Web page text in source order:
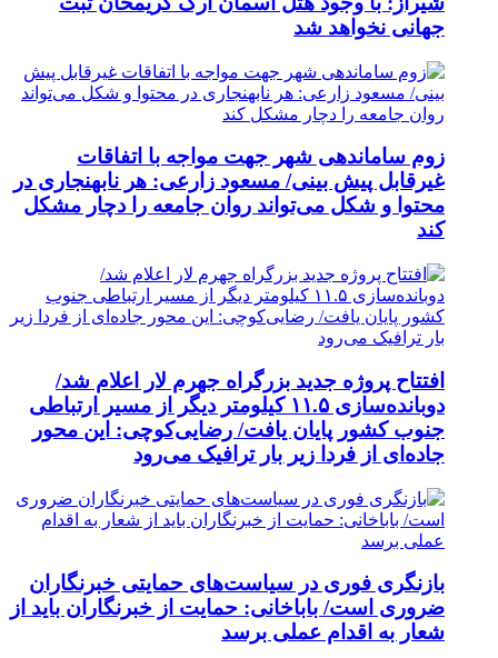
جهانی نخواهد شد
زوم ساماندهی شهر جهت مواجه با اتفاقات
غیرقابل پیش بینی/ مسعود زارعی: هر نابهنجاری در
محتوا و شکل می‌تواند روان جامعه را دچار مشکل
کند
افتتاح پروژه جدید بزرگراه جهرم لار اعلام شد/
دوبانده‌سازی ۱۱.۵ کیلومتر دیگر از مسیر ارتباطی
جنوب کشور پایان یافت/ رضایی‌کوچی: این محور
جاده‌ای از فردا زیر بار ترافیک می‌رود
بازنگری فوری در سیاست‌های حمایتی خبرنگاران
ضروری است/ باباخانی: حمایت از خبرنگاران باید از
شعار به اقدام عملی برسد